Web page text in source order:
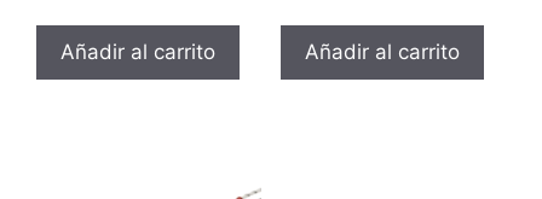
Añadir al carrito Añadir al carrito